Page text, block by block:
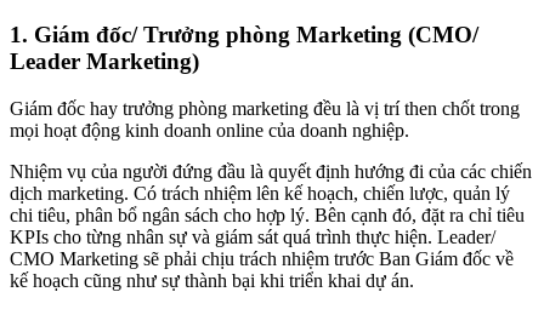
1. Giám đốc/ Trưởng phòng Marketing (CMO/
Leader Marketing)
Giám đốc hay trưởng phòng marketing đều là vị trí then chốt trong
mọi hoạt động kinh doanh online của doanh nghiệp.
Nhiệm vụ của người đứng đầu là quyết định hướng đi của các chiến
dịch marketing. Có trách nhiệm lên kế hoạch, chiến lược, quản lý
chi tiêu, phân bổ ngân sách cho hợp lý. Bên cạnh đó, đặt ra chỉ tiêu
KPIs cho từng nhân sự và giám sát quá trình thực hiện. Leader/
CMO Marketing sẽ phải chịu trách nhiệm trước Ban Giám đốc về
kế hoạch cũng như sự thành bại khi triển khai dự án.